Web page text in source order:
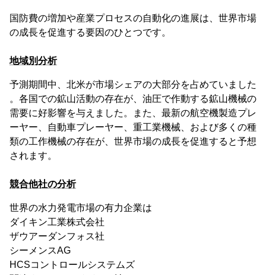
国防費の増加や産業プロセスの自動化の進展は、世界市場
の成長を促進する要因のひとつです。
地域別分析
予測期間中、北米が市場シェアの大部分を占めていました
。各国での鉱山活動の存在が、油圧で作動する鉱山機械の
需要に好影響を与えました。また、最新の航空機製造プレ
ーヤー、自動車プレーヤー、重工業機械、および多くの種
類の工作機械の存在が、世界市場の成長を促進すると予想
されます。
競合他社の分析
世界の水力発電市場の有力企業は
ダイキン工業株式会社
ザウアーダンフォス社
シーメンスAG
HCSコントロールシステムズ